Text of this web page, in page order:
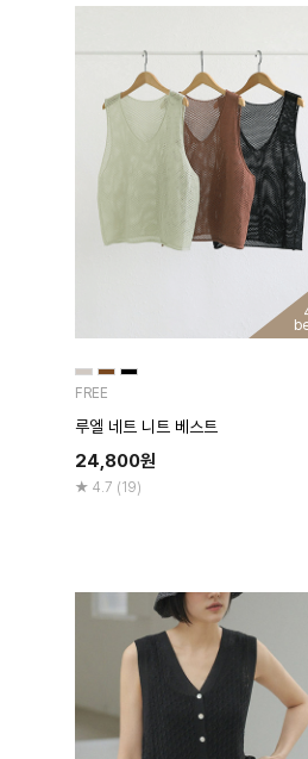
FREE
루엘 네트 니트 베스트
24,800원
4.7 (19)